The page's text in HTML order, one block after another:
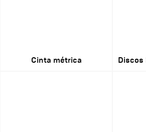
Cinta métrica Discos